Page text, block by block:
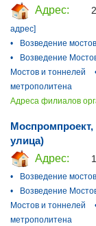
Адрес:
адрес]
•
Возведение
•
Возведение
Мостов и тоннелей
метрополитена
Адреса филиалов
Моспромпроект,
улица)
Адрес:
•
Возведение
•
Возведение
Мостов и тоннелей
метрополитена